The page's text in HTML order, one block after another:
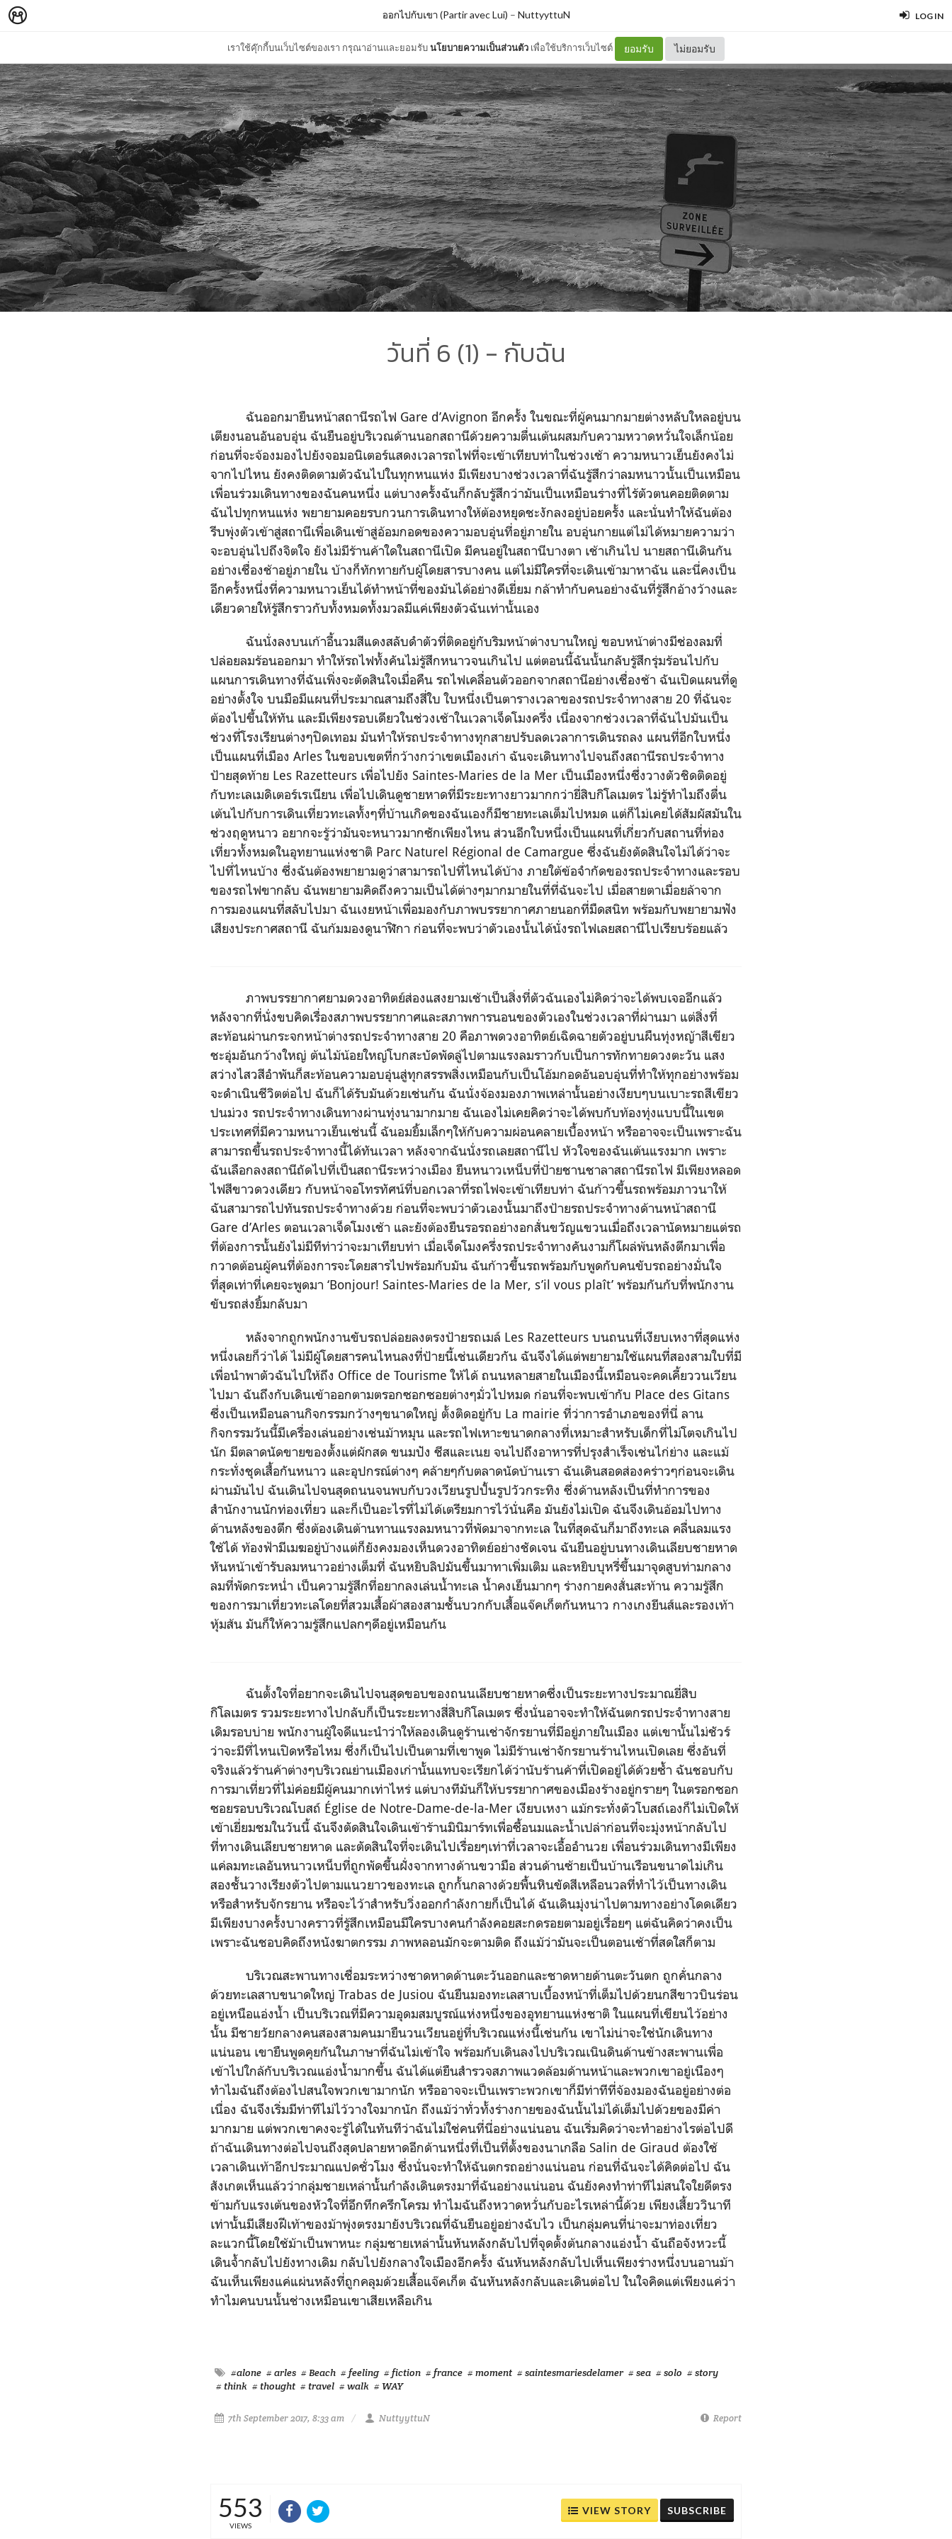
LOG IN
เราใช้คุ๊กกี้บนเว็บไซต์ของเรา กรุณาอ่านและยอมรับนโยบายความเป็นส่วนตัว เพื่อใช้บริการเว็บไซต์ ยอมรับ ไม่ยอมรับ
ออกไปกับเขา (Partir avec Lui) – NuttyyttuN
วันที่ 6 (1) - กับฉัน
ฉันออกมายืนหน้าสถานีรถไฟ Gare d’Avignon อีกครั้ง ในขณะที่ผู้คนมากมายต่างหลับใหลอยู่บน
เตียงนอนอันอบอุ่น ฉันยืนอยู่บริเวณด้านนอกสถานีด้วยความตื่นเต้นผสมกับความหวาดหวั่นใจเล็กน้อย
ก่อนที่จะจ้องมองไปยังจอมอนิเตอร์แสดงเวลารถไฟที่จะเข้าเทียบท่าในช่วงเช้า ความหนาวเย็นยังคงไม่
จากไปไหน ยังคงติดตามตัวฉันไปในทุกหนแห่ง มีเพียงบางช่วงเวลาที่ฉันรู้สึกว่าลมหนาวนั้นเป็นเหมือน
เพื่อนร่วมเดินทางของฉันคนหนึ่ง แต่บางครั้งฉันก็กลับรู้สึกว่ามันเป็นเหมือนร่างที่ไร้ตัวตนคอยติดตาม
ฉันไปทุกหนแห่ง พยายามคอยรบกวนการเดินทางให้ต้องหยุดชะงักลงอยู่บ่อยครั้ง และนั่นทำให้ฉันต้อง
รีบพุ่งตัวเข้าสู่สถานีเพื่อเดินเข้าสู่อ้อมกอดของความอบอุ่นที่อยู่ภายใน อบอุ่นกายแต่ไม่ได้หมายความว่า
จะอบอุ่นไปถึงจิตใจ ยังไม่มีร้านค้าใดในสถานีเปิด มีคนอยู่ในสถานีบางตา เช้าเกินไป นายสถานีเดินกัน
อย่างเชื่องช้าอยู่ภายใน บ้างก็ทักทายกับผู้โดยสารบางคน แต่ไม่มีใครที่จะเดินเข้ามาหาฉัน และนี่คงเป็น
อีกครั้งหนึ่งที่ความหนาวเย็นได้ทำหน้าที่ของมันได้อย่างดีเยี่ยม กล้าทำกับคนอย่างฉันที่รู้สึกอ้างว้างและ
เดียวดายให้รู้สึกราวกับทั้งหมดทั้งมวลมีแค่เพียงตัวฉันเท่านั้นเอง
ฉันนั่งลงบนเก้าอี้นวมสีแดงสลับดำตัวที่ติดอยู่กับริมหน้าต่างบานใหญ่ ขอบหน้าต่างมีช่องลมที่
ปล่อยลมร้อนออกมา ทำให้รถไฟทั้งคันไม่รู้สึกหนาวจนเกินไป แต่ตอนนี้ฉันนั้นกลับรู้สึกรุ่มร้อนไปกับ
แผนการเดินทางที่ฉันเพิ่งจะตัดสินใจเมื่อคืน รถไฟเคลื่อนตัวออกจากสถานีอย่างเชื่องช้า ฉันเปิดแผนที่ดู
อย่างตั้งใจ บนมือมีแผนที่ประมาณสามถึงสี่ใบ ใบหนึ่งเป็นตารางเวลาของรถประจำทางสาย 20 ที่ฉันจะ
ต้องไปขึ้นให้ทัน และมีเพียงรอบเดียวในช่วงเช้าในเวลาเจ็ดโมงครึ่ง เนื่องจากช่วงเวลาที่ฉันไปมันเป็น
ช่วงที่โรงเรียนต่างๆปิดเทอม มันทำให้รถประจำทางทุกสายปรับลดเวลาการเดินรถลง แผนที่อีกใบหนึ่ง
เป็นแผนที่เมือง Arles ในขอบเขตที่กว้างกว่าเขตเมืองเก่า ฉันจะเดินทางไปจนถึงสถานีรถประจำทาง
ป้ายสุดท้าย Les Razetteurs เพื่อไปยัง Saintes-Maries de la Mer เป็นเมืองหนึ่งซึ่งวางตัวชิดติดอยู่
กับทะเลเมดิเตอร์เรเนียน เพื่อไปเดินดูชายหาดที่มีระยะทางยาวมากกว่ายี่สิบกิโลเมตร ไม่รู้ทำไมถึงตื่น
เต้นไปกับการเดินเที่ยวทะเลทั้งๆที่บ้านเกิดของฉันเองก็มีชายทะเลเต็มไปหมด แต่ก็ไม่เคยได้สัมผัสมันใน
ช่วงฤดูหนาว อยากจะรู้ว่ามันจะหนาวมากซักเพียงไหน ส่วนอีกใบหนึ่งเป็นแผนที่เกี่ยวกับสถานที่ท่อง
เที่ยวทั้งหมดในอุทยานแห่งชาติ Parc Naturel Régional de Camargue ซึ่งฉันยังตัดสินใจไม่ได้ว่าจะ
ไปที่ไหนบ้าง ซึ่งฉันต้องพยายามดูว่าสามารถไปที่ไหนได้บ้าง ภายใต้ข้อจำกัดของรถประจำทางและรอบ
ของรถไฟขากลับ ฉันพยายามคิดถึงความเป็นได้ต่างๆมากมายในที่ที่ฉันจะไป เมื่อสายตาเมื่อยล้าจาก
การมองแผนที่สลับไปมา ฉันเงยหน้าเพื่อมองกับภาพบรรยากาศภายนอกที่มืดสนิท พร้อมกับพยายามฟัง
เสียงประกาศสถานี ฉันก้มมองดูนาฬิกา ก่อนที่จะพบว่าตัวเองนั้นได้นั่งรถไฟเลยสถานีไปเรียบร้อยแล้ว
ภาพบรรยากาศยามดวงอาทิตย์ส่องแสงยามเช้าเป็นสิ่งที่ตัวฉันเองไม่คิดว่าจะได้พบเจออีกแล้ว
หลังจากที่นั่งขบคิดเรื่องสภาพบรรยากาศและสภาพการนอนของตัวเองในช่วงเวลาที่ผ่านมา แต่สิ่งที่
สะท้อนผ่านกระจกหน้าต่างรถประจำทางสาย 20 คือภาพดวงอาทิตย์เฉิดฉายตัวอยู่บนผืนทุ่งหญ้าสีเขียว
ชะอุ่มอันกว้างใหญ่ ต้นไม้น้อยใหญ่โบกสะบัดพัดลู่ไปตามแรงลมราวกับเป็นการทักทายดวงตะวัน แสง
สว่างไสวสีอำพันก็สะท้อนความอบอุ่นสู่ทุกสรรพสิ่งเหมือนกับเป็นโอ้มกอดอันอบอุ่นที่ทำให้ทุกอย่างพร้อม
จะดำเนินชีวิตต่อไป ฉันก็ได้รับมันด้วยเช่นกัน ฉันนั่งจ้องมองภาพเหล่านั้นอย่างเงียบๆบนเบาะรถสีเขียว
ปนม่วง รถประจำทางเดินทางผ่านทุ่งนามากมาย ฉันเองไม่เคยคิดว่าจะได้พบกับท้องทุ่งแบบนี้ในเขต
ประเทศที่มีความหนาวเย็นเช่นนี้ ฉันอมยิ้มเล็กๆให้กับความผ่อนคลายเบื้องหน้า หรืออาจจะเป็นเพราะฉัน
สามารถขึ้นรถประจำทางนี้ได้ทันเวลา หลังจากฉันนั่งรถเลยสถานีไป หัวใจของฉันเต้นแรงมาก เพราะ
ฉันเลือกลงสถานีถัดไปที่เป็นสถานีระหว่างเมือง ยืนหนาวเหน็บที่ป้ายชานชาลาสถานีรถไฟ มีเพียงหลอด
ไฟสีขาวดวงเดียว กับหน้าจอโทรทัศน์ที่บอกเวลาที่รถไฟจะเข้าเทียบท่า ฉันก้าวขึ้นรถพร้อมภาวนาให้
ฉันสามารถไปทันรถประจำทางด้วย ก่อนที่จะพบว่าตัวเองนั้นมาถึงป้ายรถประจำทางด้านหน้าสถานี
Gare d’Arles ตอนเวลาเจ็ดโมงเช้า และยังต้องยืนรอรถอย่างอกสั่นขวัญแขวนเมื่อถึงเวลานัดหมายแต่รถ
ที่ต้องการนั้นยังไม่มีทีท่าว่าจะมาเทียบท่า เมื่อเจ็ดโมงครึ่งรถประจำทางคันงามก็โผล่พ้นหลังตึกมาเพื่อ
กวาดต้อนผู้คนที่ต้องการจะโดยสารไปพร้อมกับมัน ฉันก้าวขึ้นรถพร้อมกับพูดกับคนขับรถอย่างมั่นใจ
ที่สุดเท่าที่เคยจะพูดมา ‘Bonjour! Saintes-Maries de la Mer, s’il vous plaît’ พร้อมกันกับที่พนักงาน
ขับรถส่งยิ้มกลับมา
หลังจากถูกพนักงานขับรถปล่อยลงตรงป้ายรถเมล์ Les Razetteurs บนถนนที่เงียบเหงาที่สุดแห่ง
หนึ่งเลยก็ว่าได้ ไม่มีผู้โดยสารคนไหนลงที่ป้ายนี้เช่นเดียวกัน ฉันจึงได้แต่พยายามใช้แผนที่สองสามใบที่มี
เพื่อนำพาตัวฉันไปให้ถึง Office de Tourisme ให้ได้ ถนนหลายสายในเมืองนี้เหมือนจะคดเคี้ยววนเวียน
ไปมา ฉันถึงกับเดินเข้าออกตามตรอกซอกซอยต่างๆมั่วไปหมด ก่อนที่จะพบเข้ากับ Place des Gitans
ซึ่งเป็นเหมือนลานกิจกรรมกว้างๆขนาดใหญ่ ตั้งติดอยู่กับ La mairie ที่ว่าการอำเภอของที่นี่ ลาน
กิจกรรมวันนี้มีเครื่องเล่นอย่างเช่นม้าหมุน และรถไฟเหาะขนาดกลางที่เหมาะสำหรับเด็กที่ไม่โตจเกินไป
นัก มีตลาดนัดขายของตั้งแต่ผักสด ขนมปัง ชีสและเนย จนไปถึงอาหารที่ปรุงสำเร็จเช่นไก่ย่าง และแม้
กระทั่งชุดเสื้อกันหนาว และอุปกรณ์ต่างๆ คล้ายๆกับตลาดนัดบ้านเรา ฉันเดินสอดส่องคร่าวๆก่อนจะเดิน
ผ่านมันไป ฉันเดินไปจนสุดถนนจนพบกับวงเวียนรูปปั้นรูปวัวกระทิง ซึ่งด้านหลังเป็นที่ทำการของ
สำนักงานนักท่องเที่ยว และก็เป็นอะไรที่ไม่ได้เตรียมการไว้นั่นคือ มันยังไม่เปิด ฉันจึงเดินอ้อมไปทาง
ด้านหลังของตึก ซึ่งต้องเดินต้านทานแรงลมหนาวที่พัดมาจากทะเล ในที่สุดฉันก็มาถึงทะเล คลื่นลมแรง
ใช้ได้ ท้องฟ้ามีเมฆอยู่บ้างแต่ก็ยังคงมองเห็นดวงอาทิตย์อย่างชัดเจน ฉันยืนอยู่บนทางเดินเลียบชายหาด
หันหน้าเข้ารับลมหนาวอย่างเต็มที่ ฉันหยิบลิปมันขึ้นมาทาเพิ่มเติม และหยิบบุหรี่ขึ้นมาจุดสูบท่ามกลาง
ลมที่พัดกระหน่ำ เป็นความรู้สึกที่อยากลงเล่นน้ำทะเล น้ำคงเย็นมากๆ ร่างกายคงสั่นสะท้าน ความรู้สึก
ของการมาเที่ยวทะเลโดยที่สวมเสื้อผ้าสองสามชั้นบวกกับเสื้อแจ๊คเก็ตกันหนาว กางเกงยีนส์และรองเท้า
หุ้มส้น มันก็ให้ความรู้สึกแปลกๆดีอยู่เหมือนกัน
ฉันตั้งใจที่อยากจะเดินไปจนสุดขอบของถนนเลียบชายหาดซึ่งเป็นระยะทางประมาณยี่สิบ
กิโลเมตร รวมระยะทางไปกลับก็เป็นระยะทางสี่สิบกิโลเมตร ซึ่งนั่นอาจจะทำให้ฉันตกรถประจำทางสาย
เดิมรอบบ่าย พนักงานผู้ใจดีแนะนำว่าให้ลองเดินดูร้านเช่าจักรยานที่มีอยู่ภายในเมือง แต่เขานั้นไม่ชัวร์
ว่าจะมีที่ไหนเปิดหรือไหม ซึ่งก็เป็นไปเป็นตามที่เขาพูด ไม่มีร้านเช่าจักรยานร้านไหนเปิดเลย ซึ่งอันที่
จริงแล้วร้านค้าต่างๆบริเวณย่านเมืองเก่านั้นแทบจะเรียกได้ว่านับร้านค้าที่เปิดอยู่ได้ด้วยซ้ำ ฉันชอบกับ
การมาเที่ยวที่ไม่ค่อยมีผู้คนมากเท่าไหร่ แต่บางทีมันก็ให้บรรยากาศของเมืองร้างอยู่กรายๆ ในตรอกซอก
ซอยรอบบริเวณโบสถ์ Église de Notre-Dame-de-la-Mer เงียบเหงา แม้กระทั่งตัวโบสถ์เองก็ไม่เปิดให้
เข้าเยี่ยมชมในวันนี้ ฉันจึงตัดสินใจเดินเข้าร้านมินิมาร์ทเพื่อซื้อนมและน้ำเปล่าก่อนที่จะมุ่งหน้ากลับไป
ที่ทางเดินเลียบชายหาด และตัดสินใจที่จะเดินไปเรื่อยๆเท่าที่เวลาจะเอื้ออำนวย เพื่อนร่วมเดินทางมีเพียง
แค่ลมทะเลอันหนาวเหน็บที่ถูกพัดขึ้นฝั่งจากทางด้านขวามือ ส่วนด้านซ้ายเป็นบ้านเรือนขนาดไม่เกิน
สองชั้นวางเรียงตัวไปตามแนวยาวของทะเล ถูกกั้นกลางด้วยพื้นหินขัดสีเหลือนวลที่ทำไว้เป็นทางเดิน
หรือสำหรับจักรยาน หรือจะไว้าสำหรับวิ่งออกกำลังกายก็เป็นได้ ฉันเดินมุ่งน่าไปตามทางอย่างโดดเดียว
มีเพียงบางครั้งบางคราวที่รู้สึกเหมือนมีใครบางคนกำลังคอยสะกดรอยตามอยู่เรื่อยๆ แต่ฉันคิดว่าคงเป็น
เพราะฉันชอบคิดถึงหนังฆาตกรรม ภาพหลอนมักจะตามติด ถึงแม้ว่ามันจะเป็นตอนเช้าที่สดใสก็ตาม
บริเวณสะพานทางเชื่อมระหว่างชาดหาดด้านตะวันออกและชาดหายด้านตะวันตก ถูกคั่นกลาง
ด้วยทะเลสาบขนาดใหญ่ Trabas de Jusiou ฉันยืนมองทะเลสาบเบื้องหน้าที่เต็มไปด้วยนกสีขาวบินร่อน
อยู่เหนือแอ่งน้ำ เป็นบริเวณที่มีความอุดมสมบูรณ์แห่งหนึ่งของอุทยานแห่งชาติ ในแผนที่เขียนไว้อย่าง
นั้น มีชายวัยกลางคนสองสามคนมายืนวนเวียนอยู่ที่บริเวณแห่งนี้เช่นกัน เขาไม่น่าจะใช่นักเดินทาง
แน่นอน เขายืนพูดคุยกันในภาษาที่ฉันไม่เข้าใจ พร้อมกับเดินลงไปบริเวณเนินดินด้านข้างสะพานเพื่อ
เข้าไปใกล้กับบริเวณแอ่งน้ำมากขึ้น ฉันได้แต่ยืนสำรวจสภาพแวดล้อมด้านหน้าและพวกเขาอยู่เนืองๆ
ทำไมฉันถึงต้องไปสนใจพวกเขามากนัก หรืออาจจะเป็นเพราะพวกเขาก็มีท่าทีที่จ้องมองฉันอยู่อย่างต่อ
เนื่อง ฉันจึงเริ่มมีท่าทีไม่ไว้วางใจมากนัก ถึงแม้ว่าทั่วทั้งร่างกายของฉันนั้นไม่ได้เต็มไปด้วยของมีค่า
มากมาย แต่พวกเขาคงจะรู้ได้ในทันทีว่าฉันไม่ใช่คนที่นี่อย่างแน่นอน ฉันเริ่มคิดว่าจะทำอย่างไรต่อไปดี
ถ้าฉันเดินทางต่อไปจนถึงสุดปลายหาดอีกด้านหนึ่งที่เป็นที่ตั้งของนาเกลือ Salin de Giraud ต้องใช้
เวลาเดินเท้าอีกประมาณแปดชั่วโมง ซึ่งนั่นจะทำให้ฉันตกรถอย่างแน่นอน ก่อนที่ฉันจะได้คิดต่อไป ฉัน
สังเกตเห็นแล้วว่ากลุ่มชายเหล่านั้นกำลังเดินตรงมาที่ฉันอย่างแน่นอน ฉันยังคงทำท่าทีไม่สนใจใยดีตรง
ข้ามกับแรงเต้นของหัวใจที่อึกทึกครึกโครม ทำไมฉันถึงหวาดหวั่นกับอะไรเหล่านี้ด้วย เพียงเสี้ยววินาที
เท่านั้นมีเสียงฝีเท้าของม้าพุ่งตรงมายังบริเวณที่ฉันยืนอยู่อย่างฉับไว เป็นกลุ่มคนที่น่าจะมาท่องเที่ยว
ละแวกนี้โดยใช้ม้าเป็นพาหนะ กลุ่มชายเหล่านั้นหันหลังกลับไปที่จุดตั้งต้นกลางแอ่งน้ำ ฉันถือจังหวะนี้
เดินจ้ำกลับไปยังทางเดิม กลับไปยังกลางใจเมืองอีกครั้ง ฉันหันหลังกลับไปเห็นเพียงร่างหนึ่งบนอานม้า
ฉันเห็นเพียงแค่แผ่นหลังที่ถูกคลุมด้วยเสื้อแจ๊คเก็ต ฉันหันหลังกลับและเดินต่อไป ในใจคิดแต่เพียงแค่ว่า
ทำไมคนบนนั้นช่างเหมือนเขาเสียเหลือเกิน
#alone # arles # Beach # feeling # fiction # france # moment # saintesmariesdelamer # sea # solo # story
# think # thought # travel # walk # WAY
7th September 2017, 8:33 am NuttyyttuN Report
553
VIEWS
VIEW STORY SUBSCRIBE